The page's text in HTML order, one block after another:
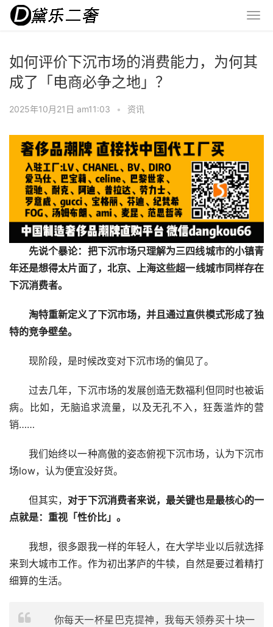
如何评价下沉市场的消费能力，为何其
成了「电商必争之地」？
2025年10月21日 am11:03 • 资讯
先说个暴论：把下沉市场只理解为三四线城市的小镇青
年还是想得太片面了，北京、上海这些超一线城市同样存在
下沉消费者。
淘特重新定义了下沉市场，并且通过直供模式形成了独
特的竞争壁垒。
现阶段，是时候改变对下沉市场的偏见了。
过去几年，下沉市场的发展创造无数福利但同时也被诟
病。比如，无脑追求流量，以及无孔不入，狂轰滥炸的营
销……
我们始终以一种高傲的姿态俯视下沉市场，认为下沉市
场low，认为便宜没好货。
但其实， 对于下沉消费者来说，最关键也是最核心的一
点就是：重视「性价比」。
我想，很多跟我一样的年轻人，在大学毕业以后就选择
来到大城市工作。作为初出茅庐的牛犊，自然是要过着精打
细算的生活。
你每天一杯星巴克提神，我每天领券买十块一